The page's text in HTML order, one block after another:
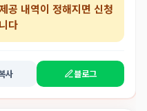
공 내역이 정해지면 신청
다
사 블로그